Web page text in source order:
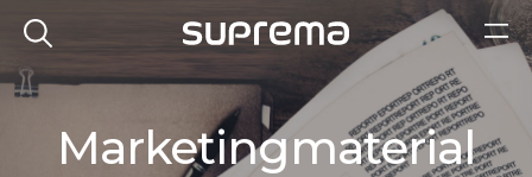
Marketingmaterial